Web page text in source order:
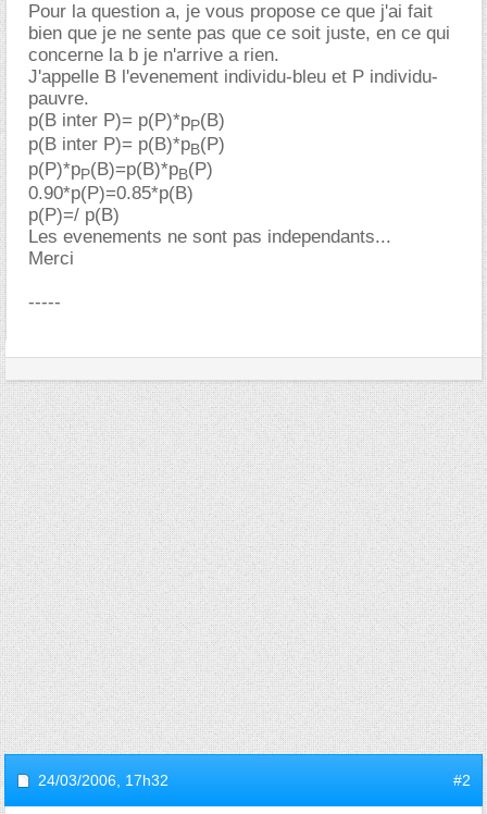
Pour la question a, je vous propose ce que j'ai fait
bien que je ne sente pas que ce soit juste, en ce qui
concerne la b je n'arrive a rien.
J'appelle B l'evenement individu-bleu et P individu-
pauvre.
p(B inter P)= p(P)*pP(B)
p(B inter P)= p(B)*pB(P)
p(P)*pP(B)=p(B)*pB(P)
0.90*p(P)=0.85*p(B)
p(P)=/ p(B)
Les evenements ne sont pas independants...
Merci
-----
24/03/2006, 17h32 #2